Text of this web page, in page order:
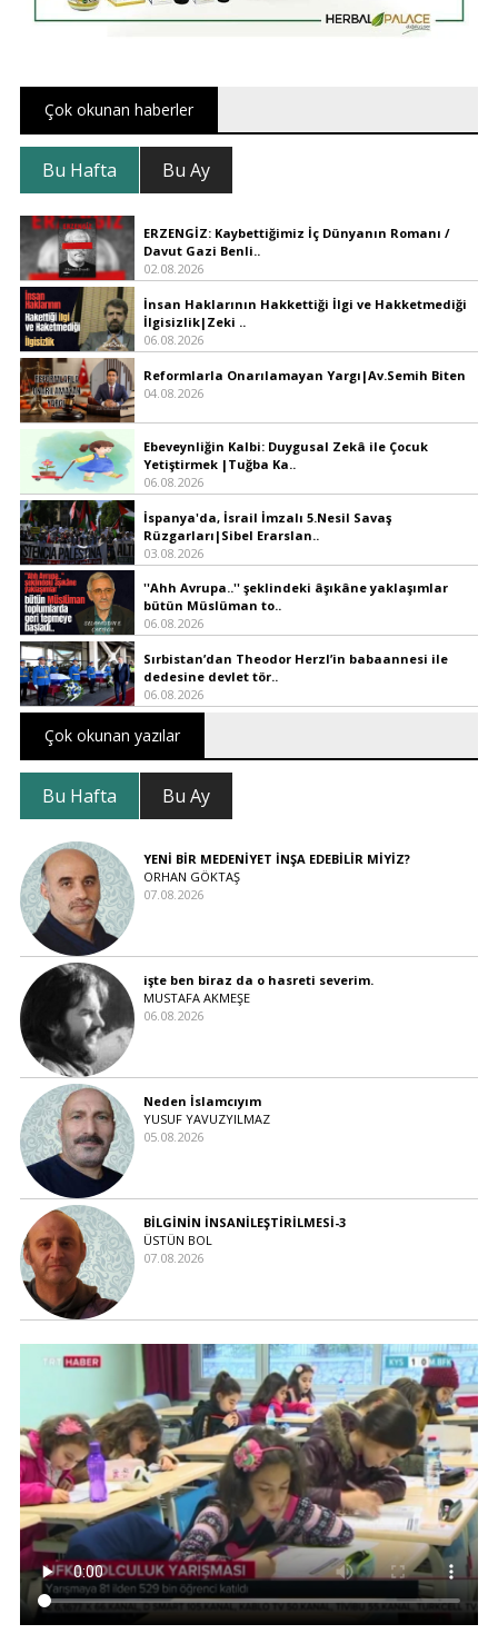
Çok okunan haberler
Bu Hafta Bu Ay
ERZENGİZ: Kaybettiğimiz İç Dünyanın Romanı /
Davut Gazi Benli..
02.08.2026
İnsan Haklarının Hakkettiği İlgi ve Hakketmediği
İlgisizlik|Zeki ..
06.08.2026
Reformlarla Onarılamayan Yargı|Av.Semih Biten
04.08.2026
Ebeveynliğin Kalbi: Duygusal Zekâ ile Çocuk
Yetiştirmek |Tuğba Ka..
06.08.2026
İspanya'da, İsrail İmzalı 5.Nesil Savaş
Rüzgarları|Sibel Erarslan..
03.08.2026
''Ahh Avrupa..'' şeklindeki âşıkâne yaklaşımlar
bütün Müslüman to..
06.08.2026
Sırbistan’dan Theodor Herzl’in babaannesi ile
dedesine devlet tör..
06.08.2026
Çok okunan yazılar
Bu Hafta Bu Ay
YENİ BİR MEDENİYET İNŞA EDEBİLİR MİYİZ?
ORHAN GÖKTAŞ
07.08.2026
işte ben biraz da o hasreti severim.
MUSTAFA AKMEŞE
06.08.2026
Neden İslamcıyım
YUSUF YAVUZYILMAZ
05.08.2026
BİLGİNİN İNSANİLEŞTİRİLMESİ-3
ÜSTÜN BOL
07.08.2026